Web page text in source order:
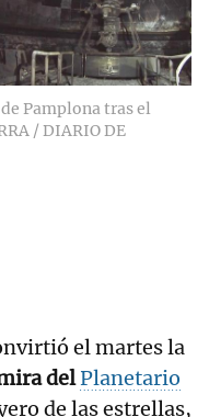
Pamplona tras el
/ DIARIO DE
el martes la
delPlanetario
de las estrellas,